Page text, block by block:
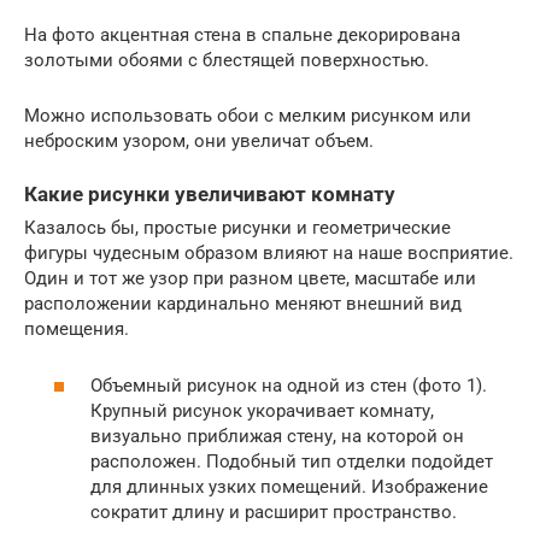
На фото акцентная стена в спальне декорирована
золотыми обоями с блестящей поверхностью.
Можно использовать обои с мелким рисунком или
неброским узором, они увеличат объем.
Какие рисунки увеличивают комнату
Казалось бы, простые рисунки и геометрические
фигуры чудесным образом влияют на наше восприятие.
Один и тот же узор при разном цвете, масштабе или
расположении кардинально меняют внешний вид
помещения.
Объемный рисунок на одной из стен (фото 1).
Крупный рисунок укорачивает комнату,
визуально приближая стену, на которой он
расположен. Подобный тип отделки подойдет
для длинных узких помещений. Изображение
сократит длину и расширит пространство.